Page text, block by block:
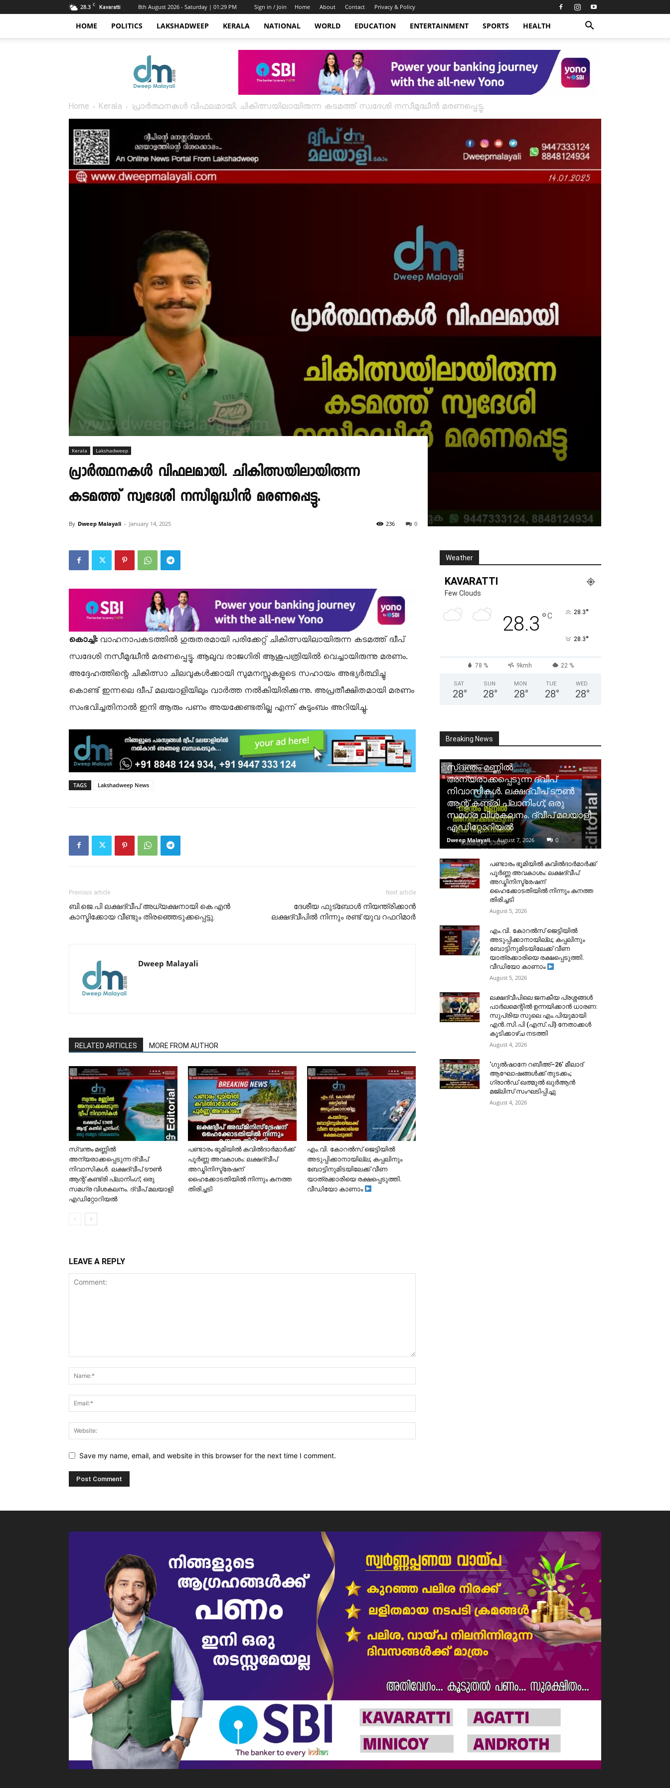
28.3 C Kavaratti 8th August 2026 - Saturday | 01:29 PM Sign in / Join Home About Contact Privacy & Policy
HOME POLITICS LAKSHADWEEP KERALA NATIONAL WORLD EDUCATION ENTERTAINMENT SPORTS HEALTH
Home Kerala പ്രാർത്ഥനകൾ വിഫലമായി. ചികിത്സയിലായിരുന്ന കടമത്ത് സ്വദേശി നസീമുദ്ധീൻ മരണപ്പെട്ടു.
Kerala Lakshadweep
പ്രാർത്ഥനകൾ വിഫലമായി. ചികിത്സയിലായിരുന്ന
കടമത്ത് സ്വദേശി നസീമുദ്ധീൻ മരണപ്പെട്ടു.
By Dweep Malayali - January 14, 2025 0
236
കൊച്ചി:വാഹനാപകടത്തിൽ ഗുരുതരമായി പരിക്കേറ്റ് ചികിത്സയിലായിരുന്ന കടമത്ത് ദ്വീപ്
സ്വദേശി നസീമുദ്ധീൻ മരണപ്പെട്ടു. ആലുവ രാജഗിരി ആശുപത്രിയിൽ വെച്ചായിരുന്നു മരണം.
അദ്ദേഹത്തിന്റെ ചികിത്സാ ചിലവുകൾക്കായി സുമനസ്സുകളുടെ സഹായം അഭ്യർത്ഥിച്ചു
കൊണ്ട് ഇന്നലെ ദ്വീപ് മലയാളിയിലും വാർത്ത നൽകിയിരിക്കുന്നു. അപ്രതീക്ഷിതമായി മരണം
സംഭവിച്ചതിനാൽ ഇനി ആരും പണം അയക്കേണ്ടതില്ല എന്ന് കുടുംബം അറിയിച്ചു.
TAGS Lakshadweep News
Previous article
ബി.ജെ.പി ലക്ഷദ്വീപ് അധ്യക്ഷനായി കെ.എൻ
കാസ്മിക്കോയ വീണ്ടും തിരഞ്ഞെടുക്കപ്പെട്ടു.
Next article
ദേശീയ ഫുട്ബോൾ നിയന്ത്രിക്കാൻ
ലക്ഷദ്വീപിൽ നിന്നും രണ്ട് യുവ റഫറിമാർ
Dweep Malayali
RELATED ARTICLES MORE FROM AUTHOR
സ്വന്തം മണ്ണിൽ
അന്യരാക്കപ്പെടുന്ന ദ്വീപ്
നിവാസികൾ. ലക്ഷദ്വീപ് ടൗൺ
ആന്റ് കണ്ട്രി പ്ലാനിംഗ്; ഒരു
സമഗ്ര വിശകലനം. ദ്വീപ് മലയാളി
എഡിറ്റോറിയൽ
പണ്ടാരം ഭൂമിയിൽ കവിൽദാർമാർക്ക്
പൂർണ്ണ അവകാശം: ലക്ഷദ്വീപ്
അഡ്മിനിസ്ട്രേഷന്
ഹൈക്കോടതിയിൽ നിന്നും കനത്ത
തിരിച്ചടി
​എം.വി. കോറൽസ് ജെട്ടിയിൽ
അടുപ്പിക്കാനായില്ല; കപ്പലിനും
ബോട്ടിനുമിടയിലേക്ക് വീണ
യാത്രക്കാരിയെ രക്ഷപ്പെടുത്തി.
വീഡിയോ കാണാം
LEAVE A REPLY
Save my name, email, and website in this browser for the next time I comment.
Weather
KAVARATTI
Few Clouds
28.3 °C 28.3°
28.3°
78 % 9kmh 22 %
SAT
28°
SUN
28°
MON
28°
TUE
28°
WED
28°
Breaking News
സ്വന്തം മണ്ണിൽ
അന്യരാക്കപ്പെടുന്ന ദ്വീപ്
നിവാസികൾ. ലക്ഷദ്വീപ് ടൗൺ
ആന്റ് കണ്ട്രി പ്ലാനിംഗ്; ഒരു
സമഗ്ര വിശകലനം. ദ്വീപ് മലയാളി
എഡിറ്റോറിയൽ
Dweep Malayali - August 7, 2026 0
പണ്ടാരം ഭൂമിയിൽ കവിൽദാർമാർക്ക്
പൂർണ്ണ അവകാശം: ലക്ഷദ്വീപ്
അഡ്മിനിസ്ട്രേഷന്
ഹൈക്കോടതിയിൽ നിന്നും കനത്ത
തിരിച്ചടി
August 5, 2026
​എം.വി. കോറൽസ് ജെട്ടിയിൽ
അടുപ്പിക്കാനായില്ല; കപ്പലിനും
ബോട്ടിനുമിടയിലേക്ക് വീണ
യാത്രക്കാരിയെ രക്ഷപ്പെടുത്തി.
വീഡിയോ കാണാം
August 5, 2026
ലക്ഷദ്വീപിലെ ജനകീയ പ്രശ്നങ്ങൾ
പാർലമെന്റിൽ ഉന്നയിക്കാൻ ധാരണ:
സുപ്രിയ സുലെ എം.പിയുമായി
എൻ.സി.പി (എസ്.പി) നേതാക്കൾ
കൂടിക്കാഴ്ച നടത്തി
August 4, 2026
‘ഗുൽഷാനേ റബീഅ്–26’ മീലാദ്
ആഘോഷങ്ങൾക്ക് തുടക്കം;
ഗ്രാൻഡ് ഖത്മുൽ ഖുർആൻ
മജ്‌ലിസ് സംഘടിപ്പിച്ചു
August 4, 2026